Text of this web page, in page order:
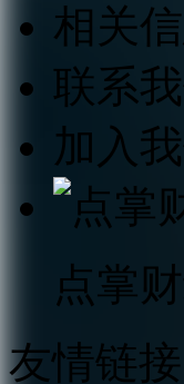
相关
联系
加入
点掌
友情链接